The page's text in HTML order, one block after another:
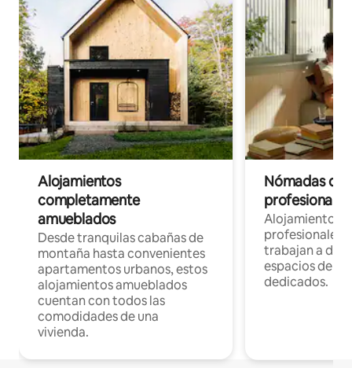
Alojamientos
completamente
amueblados
Desde tranquilas cabañas de
montaña hasta convenientes
apartamentos urbanos, estos
alojamientos amueblados
cuentan con todos las
comodidades de una
vivienda.
Nómadas
Alojamientos
profesionales
trabajan a
espacios de
dedicados.